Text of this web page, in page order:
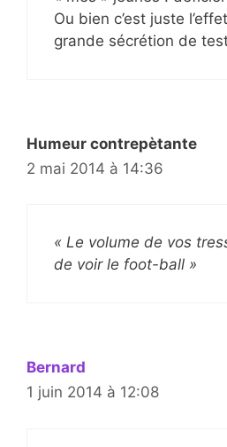
Ou bien c’est juste
grande sécrétion de
Humeur contrepètante
2 mai 2014 à 14:36
« Le volume de vos
de voir le foot-ball »
Bernard
1 juin 2014 à 12:08